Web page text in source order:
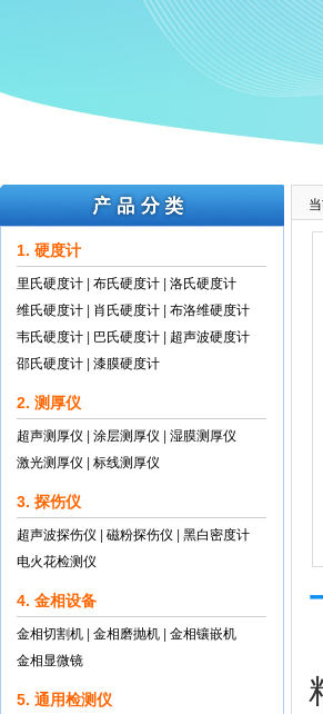
1. 硬度计
里氏硬度计 布氏硬度计
洛氏硬度计
维氏硬度计
肖氏硬度计
布洛维硬度计
韦氏硬度计
巴氏硬度计
超声波硬度计
邵氏硬度计
漆膜硬度计
2. 测厚仪
超声测厚仪 涂层测厚仪
湿膜测厚仪
激光测厚仪
标线测厚仪
3. 探伤仪
超声波探伤仪 磁粉探伤仪
黑白密度计
电火花检测仪
4. 金相设备
金相切割机 金相磨抛机
金相镶嵌机
金相显微镜
5. 通用检测仪